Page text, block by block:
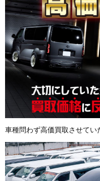
車種問わず高価買取させてい